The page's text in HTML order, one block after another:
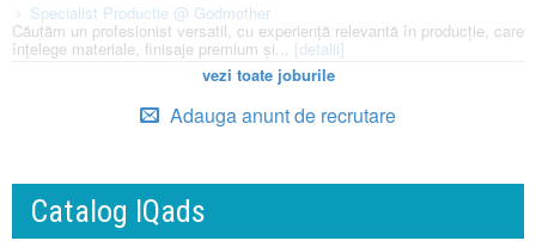
Specialist Productie @ Godmother
Căutăm un profesionist versatil, cu experiență relevantă în producție, care
înțelege materiale, finisaje premium și... [detalii]
vezi toate joburile
Adauga anunt de recrutare
Catalog IQads